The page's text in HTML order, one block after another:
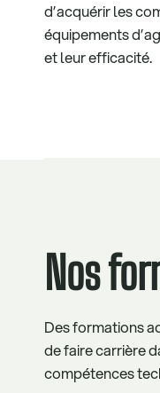
d’acquérir les
équipements
et leur efficacité.
Nos
Des formations
de faire carrière
compétences